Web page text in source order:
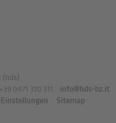
0471 310 311
info@hds-bz.it
Sitemap